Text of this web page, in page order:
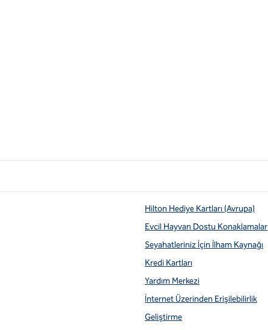
Hilton Hediye Kartları (Avrupa)
Evcil Hayvan Dostu Konaklamalar
Seyahatleriniz İçin İlham Kaynağı
Kredi Kartları
Yardım Merkezi
İnternet Üzerinden Erişilebilirlik
Geliştirme